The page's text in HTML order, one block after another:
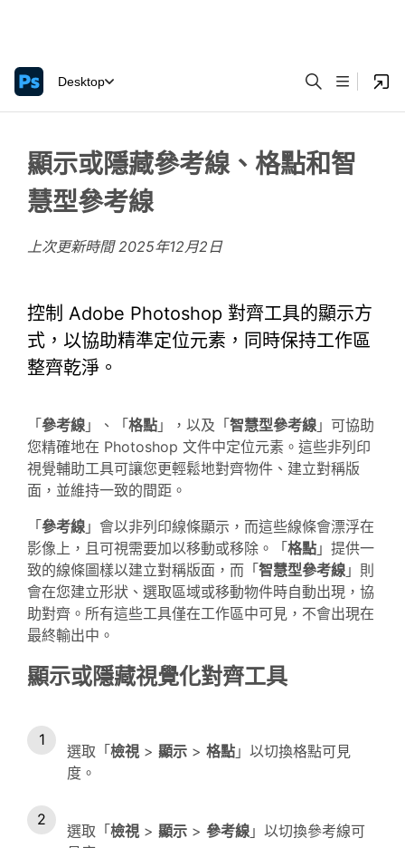
Desktop
顯示或隱藏參考線、格點和智
慧型參考線
上次更新時間2025年12月2日
控制 Adobe Photoshop 對齊工具的顯示方
式，以協助精準定位元素，同時保持工作區
整齊乾淨。
「 參考線 」、「 格點 」，以及「 智慧型參考線 」可協助
您精確地在 Photoshop 文件中定位元素。這些非列印
視覺輔助工具可讓您更輕鬆地對齊物件、建立對稱版
面，並維持一致的間距。
「 參考線 」會以非列印線條顯示，而這些線條會漂浮在
影像上，且可視需要加以移動或移除。「 格點 」提供一
致的線條圖樣以建立對稱版面，而「 智慧型參考線 」則
會在您建立形狀、選取區域或移動物件時自動出現，協
助對齊。所有這些工具僅在工作區中可見，不會出現在
最終輸出中。
顯示或隱藏視覺化對齊工具
選取「檢視 > 顯示 > 格點 」以切換格點可見
度。
選取「檢視 > 顯示 > 參考線 」以切換參考線可